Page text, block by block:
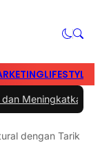
LIFESTYLE
dengan Tarik